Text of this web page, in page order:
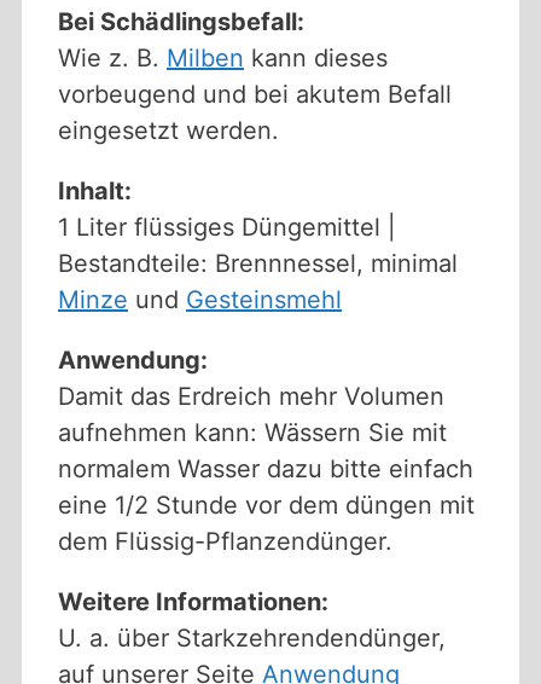
Bei Schädlingsbefall:
Wie z. B. Milben kann dieses
vorbeugend und bei akutem Befall
eingesetzt werden.
Inhalt:
1 Liter flüssiges Düngemittel |
Bestandteile: Brennnessel, minimal
Minze und Gesteinsmehl
Anwendung:
Damit das Erdreich mehr Volumen
aufnehmen kann: Wässern Sie mit
normalem Wasser dazu bitte einfach
eine 1/2 Stunde vor dem düngen mit
dem Flüssig-Pflanzendünger.
Weitere Informationen:
U. a. über Starkzehrendendünger,
auf unserer Seite Anwendung